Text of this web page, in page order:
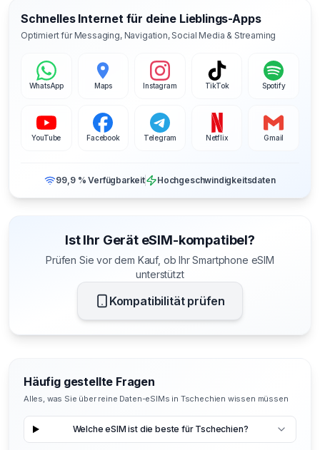
Schnelles Internet für deine Lieblings-Apps
Optimiert für Messaging, Navigation, Social Media & Streaming
WhatsApp Maps Instagram TikTok Spotify
YouTube Facebook Telegram Netflix Gmail
99,9 % Verfügbarkeit Hochgeschwindigkeitsdaten
Ist Ihr Gerät eSIM-kompatibel?
Prüfen Sie vor dem Kauf, ob Ihr Smartphone eSIM
unterstützt
Kompatibilität prüfen
Häufig gestellte Fragen
Alles, was Sie über reine Daten-eSIMs in Tschechien wissen müssen
Welche eSIM ist die beste für Tschechien?